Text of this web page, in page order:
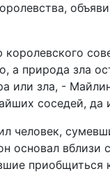
а природа зла
или зла, -
соседей,
человек,
основал вблизи